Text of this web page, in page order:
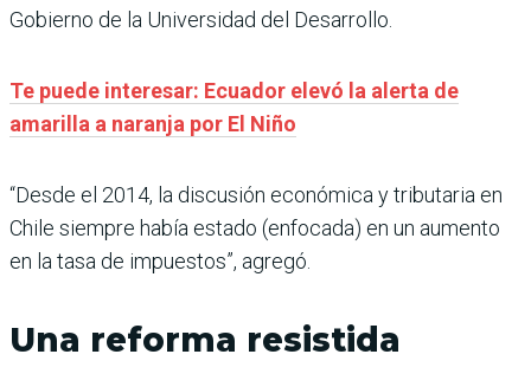
Gobierno de la Universidad del Desarrollo.
Te puede interesar: Ecuador elevó la alerta de
amarilla a naranja por El Niño
“Desde el 2014, la discusión económica y tributaria en
Chile siempre había estado (enfocada) en un aumento
en la tasa de impuestos”, agregó.
Una reforma resistida